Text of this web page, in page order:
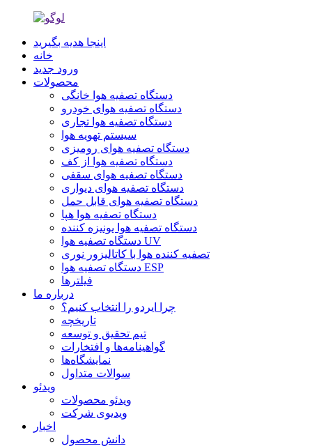
اینجا هدیه بگیرید
خانه
ورود جدید
محصولات
دستگاه تصفیه هوا خانگی
دستگاه تصفیه هوای خودرو
دستگاه تصفیه هوا تجاری
سیستم تهویه هوا
دستگاه تصفیه هوای رومیزی
دستگاه تصفیه هوا از کف
دستگاه تصفیه هوای سقفی
دستگاه تصفیه هوای دیواری
دستگاه تصفیه هوای قابل حمل
دستگاه تصفیه هوا هپا
دستگاه تصفیه هوا یونیزه کننده
دستگاه تصفیه هوا UV
تصفیه کننده هوا با کاتالیزور نوری
دستگاه تصفیه هوا ESP
فیلترها
درباره ما
چرا ایردو را انتخاب کنیم؟
تاریخچه
تیم تحقیق و توسعه
گواهینامه‌ها و افتخارات
نمایشگاه‌ها
سوالات متداول
ویدئو
ویدئو محصولات
ویدیوی شرکت
اخبار
دانش محصول